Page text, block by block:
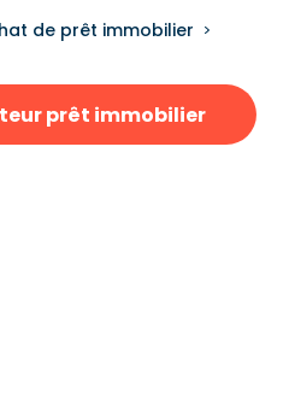
de prêt immobilier
prêt immobilier